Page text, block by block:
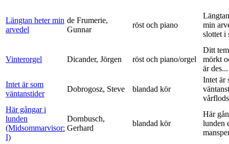
Längtan heter min
arvedel
de Frumerie,
Gunnar
röst och piano
min
slottet i
Vinterorgel Dicander, Jörgen röst och piano/orgel
Ditt
mörkt
är des...
Intet är som
väntanstider
Dobrogosz, Steve blandad kör
Intet är
Här gångar i
lunden
(Midsommarvisor:
I)
Dornbusch,
Gerhard
blandad kör
Här
lunden